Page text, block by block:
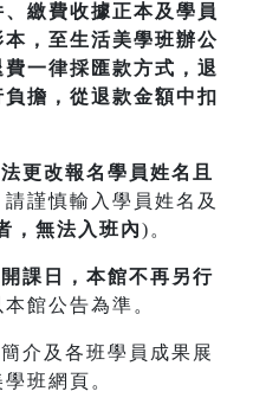
繳費收據正本及學員
，至生活美學班辦公
費一律採匯款方式，退
擔，從退款金額中扣
法更改報名學員姓名且
請謹慎輸入學員姓名及
，無法入班內)。
課日，本館不再另行
館公告為準。
介及各班學員成果展
班網頁。